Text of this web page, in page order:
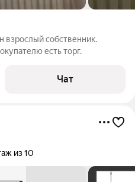
взрослый собственник.
есть торг.
Чат
из 10